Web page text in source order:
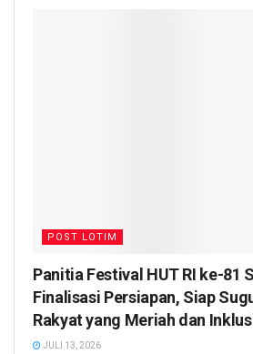
POST LOTIM
Panitia Festival HUT RI ke-81
Finalisasi Persiapan, Siap
Rakyat yang Meriah dan
JULI 13, 2026